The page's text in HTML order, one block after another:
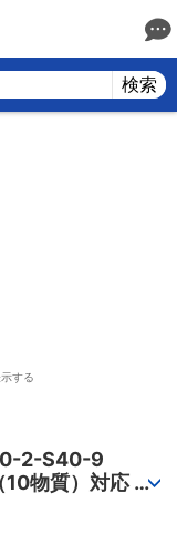
検索
する
2-S40-9
10物質）対応 ケ
プ